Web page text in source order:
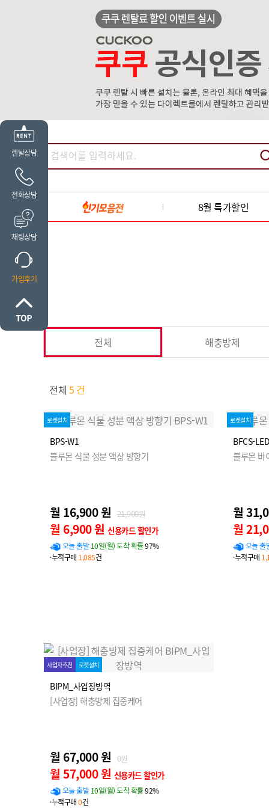
8월 특가할인
전체 해충방제
전체 5 건
로켓설치
BPS-W1
블루몬 식물 성분 액상 방향기
월 16,900 원 21,900원
월 6,900 원 신용카드 할인가
오늘 출발 10일(월) 도착 확률97%
·누적구매 1,085건
로켓설치
BFCS-LED
블루몬 바
월
월
오늘 출
·누적구매
사업자추천 로켓설치
BIPM_사업장방역
[사업장] 해충방제 집중케어
월 67,000 원 0원
월 57,000 원 신용카드 할인가
오늘 출발 10일(월) 도착 확률92%
·누적구매0건
렌탈상담
전화상담
채팅상담
가입후기